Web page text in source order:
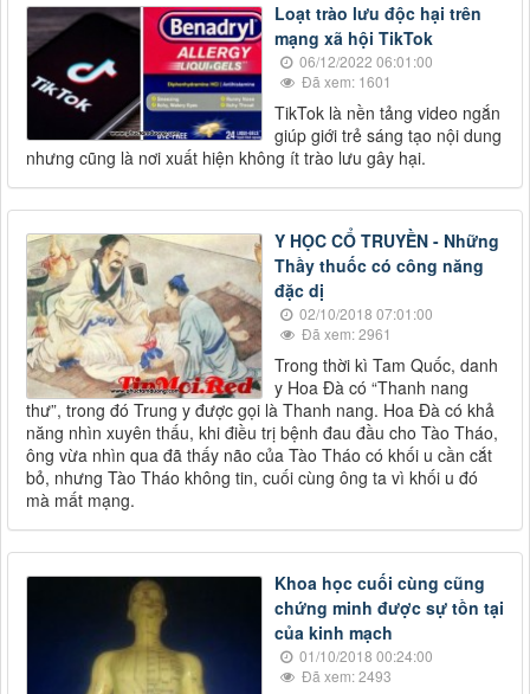
Loạt trào lưu độc hại trên
mạng xã hội TikTok
06/12/2022 06:01:00
Đã xem: 1601
TikTok là nền tảng video ngắn
giúp giới trẻ sáng tạo nội dung
nhưng cũng là nơi xuất hiện không ít trào lưu gây hại.
Y HỌC CỔ TRUYỀN - Những
Thầy thuốc có công năng
đặc dị
02/10/2018 07:01:00
Đã xem: 2961
Trong thời kì Tam Quốc, danh
y Hoa Đà có “Thanh nang
thư”, trong đó Trung y được gọi là Thanh nang. Hoa Đà có khả
năng nhìn xuyên thấu, khi điều trị bệnh đau đầu cho Tào Tháo,
ông vừa nhìn qua đã thấy não của Tào Tháo có khối u cần cắt
bỏ, nhưng Tào Tháo không tin, cuối cùng ông ta vì khối u đó
mà mất mạng.
Khoa học cuối cùng cũng
chứng minh được sự tồn tại
của kinh mạch
01/10/2018 00:24:00
Đã xem: 2493